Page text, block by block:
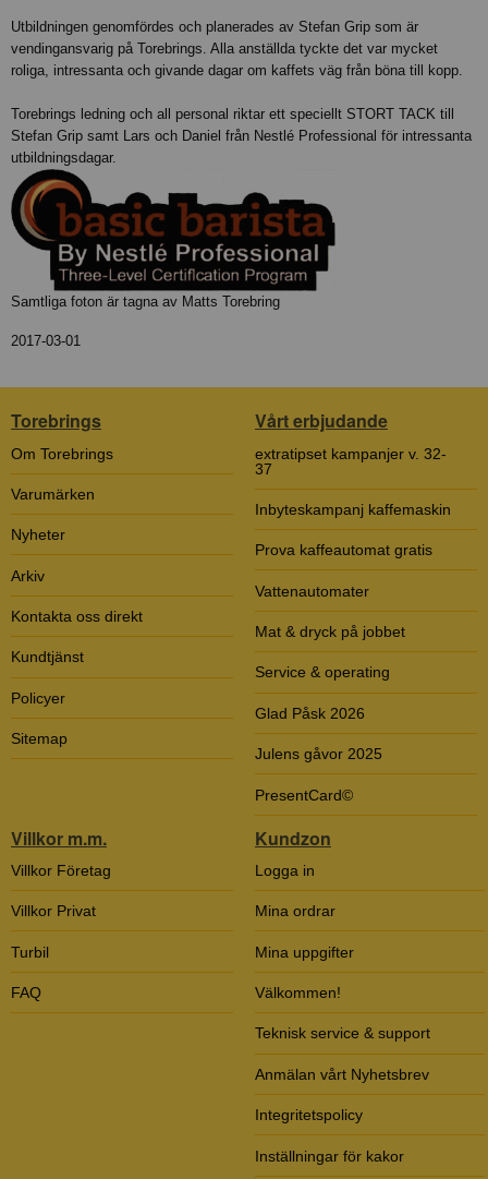
Utbildningen genomfördes och planerades av Stefan Grip som är
vendingansvarig på Torebrings. Alla anställda tyckte det var mycket
roliga, intressanta och givande dagar om kaffets väg från böna till kopp.
Torebrings ledning och all personal riktar ett speciellt STORT TACK till
Stefan Grip samt Lars och Daniel från Nestlé Professional för intressanta
utbildningsdagar.
Samtliga foton är tagna av Matts Torebring
2017-03-01
Torebrings
Om Torebrings
Varumärken
Nyheter
Arkiv
Kontakta oss direkt
Kundtjänst
Policyer
Sitemap
Vårt erbjudande
extratipset kampanjer v. 32-
37
Inbyteskampanj kaffemaskin
Prova kaffeautomat gratis
Vattenautomater
Mat & dryck på jobbet
Service & operating
Glad Påsk 2026
Julens gåvor 2025
PresentCard©
Villkor m.m.
Villkor Företag
Villkor Privat
Turbil
FAQ
Kundzon
Logga in
Mina ordrar
Mina uppgifter
Välkommen!
Teknisk service & support
Anmälan vårt Nyhetsbrev
Integritetspolicy
Inställningar för kakor